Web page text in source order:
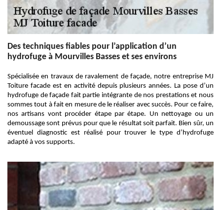
Des techniques fiables pour l’application d’un
hydrofuge à Mourvilles Basses et ses environs
Spécialisée en travaux de ravalement de façade, notre entreprise MJ
Toiture facade est en activité depuis plusieurs années. La pose d’un
hydrofuge de façade fait partie intégrante de nos prestations et nous
sommes tout à fait en mesure de le réaliser avec succès. Pour ce faire,
nos artisans vont procéder étape par étape. Un nettoyage ou un
demoussage sont prévus pour que le résultat soit parfait. Bien sûr, un
éventuel diagnostic est réalisé pour trouver le type d’hydrofuge
adapté à vos supports.